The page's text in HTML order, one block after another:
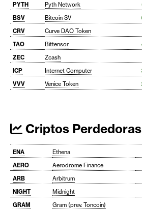
PYTH
Pyth Network
BSV
Bitcoin SV
CRV
Curve DAO Token
TAO
Bittensor
ZEC
Zcash
ICP
Internet Computer
VVV
Venice Token
Criptos Perdedoras
ENA Ethena
AERO
Aerodrome Finance
ARB
Arbitrum
NIGHT
Midnight
GRAM
Gram (prev. Toncoin)